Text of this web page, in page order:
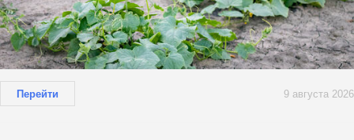
Перейти 9 августа 2026